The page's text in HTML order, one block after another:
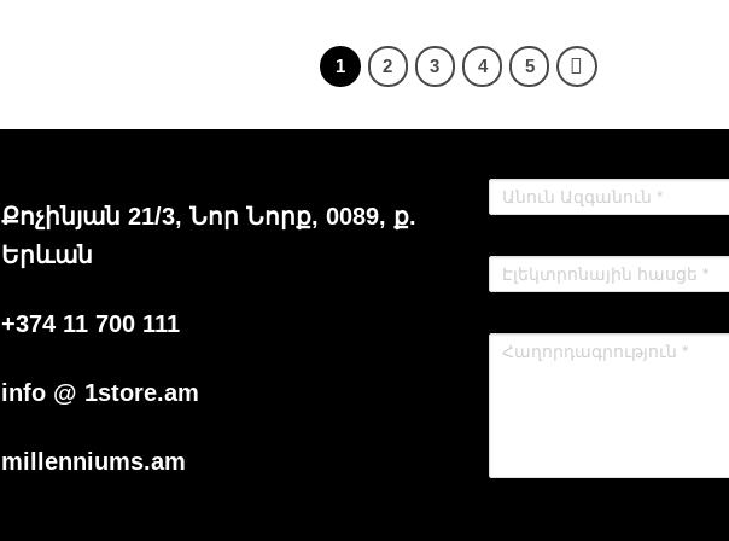
1 2 3 4 5
Քոչինյան 21/3, Նոր Նորք, 0089, ք.
Երևան
+374 11 700 111
info @ 1store.am
millenniums.am